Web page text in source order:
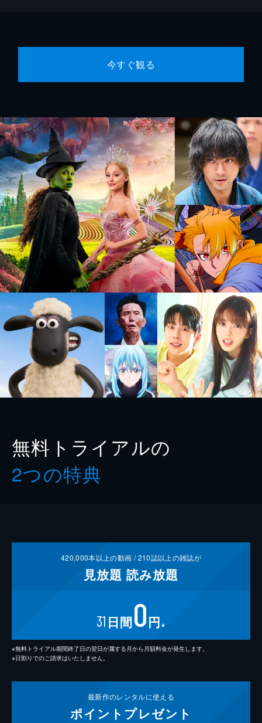
今すぐ観る
無料トライアルの
2つの特典
420,000本以上の動画 /210誌以上の雑誌が
見放題 読み放題
31 日間0円 ※
※無料トライアル期間終了日の翌日が属する月から月額料金が発生します。
※日割りでのご請求はいたしません。
最新作のレンタルに使える
ポイント プレゼント